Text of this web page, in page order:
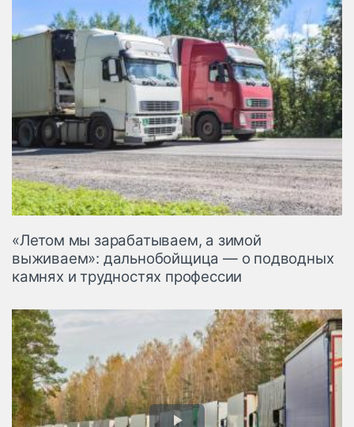
«Летом мы зарабатываем, а зимой
выживаем»: дальнобойщица — о подводных
камнях и трудностях профессии